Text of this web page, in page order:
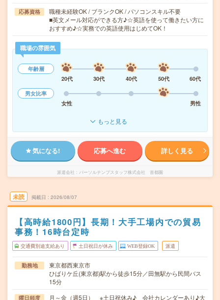
応募資格
職種未経験OK / ブランクOK / パソコンスキル不要
■英文メール対応ができる方♪☆英語を使って働きたい方に
おすすめ♪☆実務での英語使用はじめてOK！
職場の雰囲気
年齢層
20代
30代 40代 50代
60代
男女比率
女性
男性
もっと見る
気になる! 応募へ進む 詳しく見る
派遣会社 パーソルテンプスタッフ株式会社 首都圏
未読 掲載日 2026/08/07
【高時給1800円】長期！大手工場内での貿易
事務！16時台定時
交通費別途支給あり 土日祝日が休み WEB登録OK 派遣
勤務地
東京都西東京市
ひばりケ丘(東京都)駅から徒歩15分／田無駅から民間バス
15分
曜日頻度 月～金（週5日） ※土日祝休み♪ 会社カレンダーあり♪大